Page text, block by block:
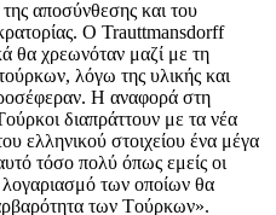
αποσύνθεσης και του
O Trauttmansdorff
θα χρεωνόταν μαζί με τη
λόγω της υλικής και
H αναφορά στη
διαπράττουν με τα νέα
ελληνικού στοιχείου ένα μέγα
τόσο πολύ όπως εμείς οι
λογαριασμό των οποίων θα
των Tούρκων».